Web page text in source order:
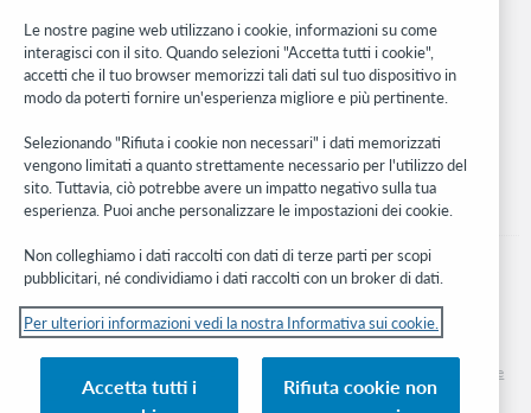
Stay in the know.
Ricevi gli ultimi aggiornamenti di prodotti, ricerche, eventi e molto
altro direttamente nella tua casella di posta.
Subscribe now
© 2026 OCLC
Marchi e/o marchi di servizio nazionali e internazionali di OCLC, Inc. e delle sue
Le nostre pagine web utilizzano i cookie, informazioni su come
interagisci con il sito. Quando selezioni "Accetta tutti i cookie",
accetti che il tuo browser memorizzi tali dati sul tuo dispositivo in
modo da poterti fornire un'esperienza migliore e più pertinente.
Selezionando "Rifiuta i cookie non necessari" i dati memorizzati
vengono limitati a quanto strettamente necessario per l'utilizzo del
sito. Tuttavia, ciò potrebbe avere un impatto negativo sulla tua
esperienza. Puoi anche personalizzare le impostazioni dei cookie.
Non colleghiamo i dati raccolti con dati di terze parti per scopi
pubblicitari, né condividiamo i dati raccolti con un broker di dati.
Per ulteriori informazioni vedi la nostra Informativa sui cookie.
Accetta tutti i
Rifiuta cookie non